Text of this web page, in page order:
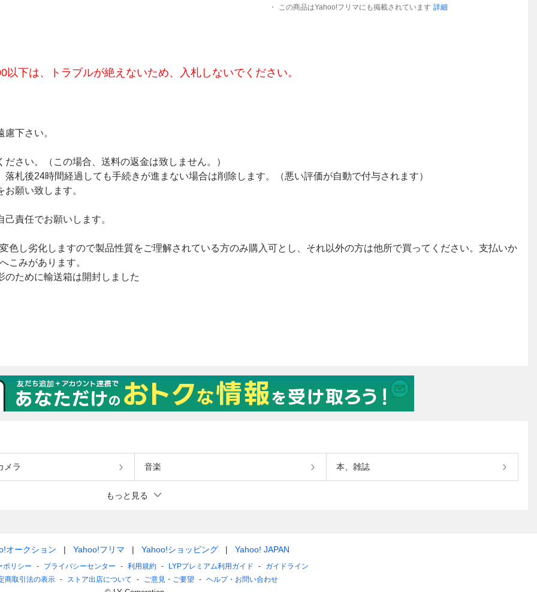
この商品はYahoo!フリマにも掲載されています 詳細
メラ 音楽 本、雑誌
もっと見る
オークション Yahoo!フリマ Yahoo!ショッピング Yahoo! JAPAN
ポリシー プライバシーセンター 利用規約 LYPプレミアム利用ガイド
ガイドライン
商取引法の表示
ストア出店について ご意見・ご要望 ヘルプ・お問い合わせ